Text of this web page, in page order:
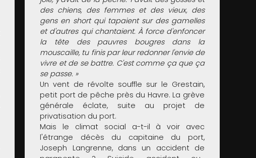
des chiens, des femmes et des vieux, des
gens en short qui tapaient sur des gamelles
et d'autres qui chantaient. À force d'enfoncer
la tête des pauvres bougres dans la
mouscaille, tu finis par leur redonner l'envie de
vivre et de se battre. C'est comme ça que ça
se passe. »
Un vent de révolte souffle sur le Grestain,
petit port de pêche près du Havre. La grève
générale éclate, suite au projet de
privatisation du port.
Mais le climat social a-t-il à voir avec
l'étrange décès du capitaine du port,
Joseph Langrenne, dans un accident de